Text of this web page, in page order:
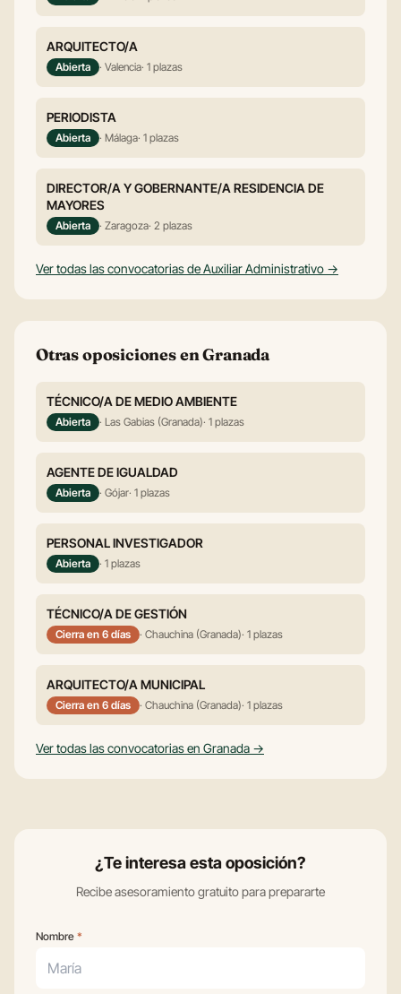
ARQUITECTO/A
Abierta · Valencia· 1 plazas
PERIODISTA
Abierta · Málaga· 1 plazas
DIRECTOR/A Y GOBERNANTE/A RESIDENCIA DE
MAYORES
Abierta · Zaragoza· 2 plazas
Ver todas las convocatorias de Auxiliar Administrativo →
Otras oposiciones en Granada
TÉCNICO/A DE MEDIO AMBIENTE
Abierta · Las Gabias (Granada)· 1 plazas
AGENTE DE IGUALDAD
Abierta · Gójar· 1 plazas
PERSONAL INVESTIGADOR
Abierta · 1 plazas
TÉCNICO/A DE GESTIÓN
Cierra en 6 días · Chauchina (Granada)· 1 plazas
ARQUITECTO/A MUNICIPAL
Cierra en 6 días · Chauchina (Granada)· 1 plazas
Ver todas las convocatorias en Granada →
¿Te interesa esta oposición?
Recibe asesoramiento gratuito para prepararte
Tus datos
Nombre *